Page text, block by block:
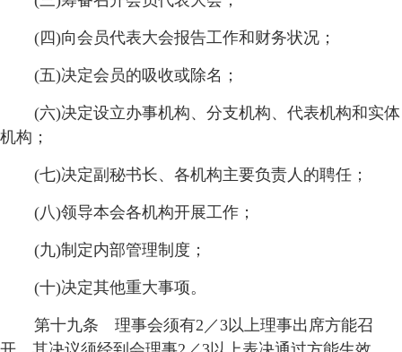
(四)向会员代表大会报告工作和财务状况；
(五)决定会员的吸收或除名；
(六)决定设立办事机构、分支机构、代表机构和实体
机构；
(七)决定副秘书长、各机构主要负责人的聘任；
(八)领导本会各机构开展工作；
(九)制定内部管理制度；
(十)决定其他重大事项。
第十九条 理事会须有2／3以上理事出席方能召